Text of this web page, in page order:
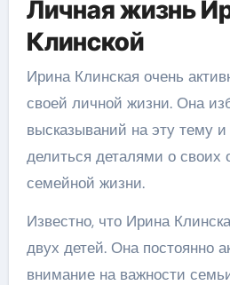
Личная жизнь
Клинской
Ирина Клинская очень
своей личной жизни. Она
высказываний на эту тему и
делиться деталями о своих
семейной жизни.
Известно, что Ирина
двух детей. Она постоянно
внимание на важности